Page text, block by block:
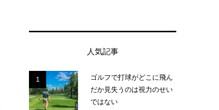
人気記事
1
ゴルフで打球がどこに飛ん
だか見失うのは視力のせい
ではない